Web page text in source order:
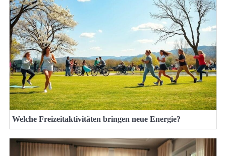
Welche Freizeitaktivitäten bringen neue Energie?